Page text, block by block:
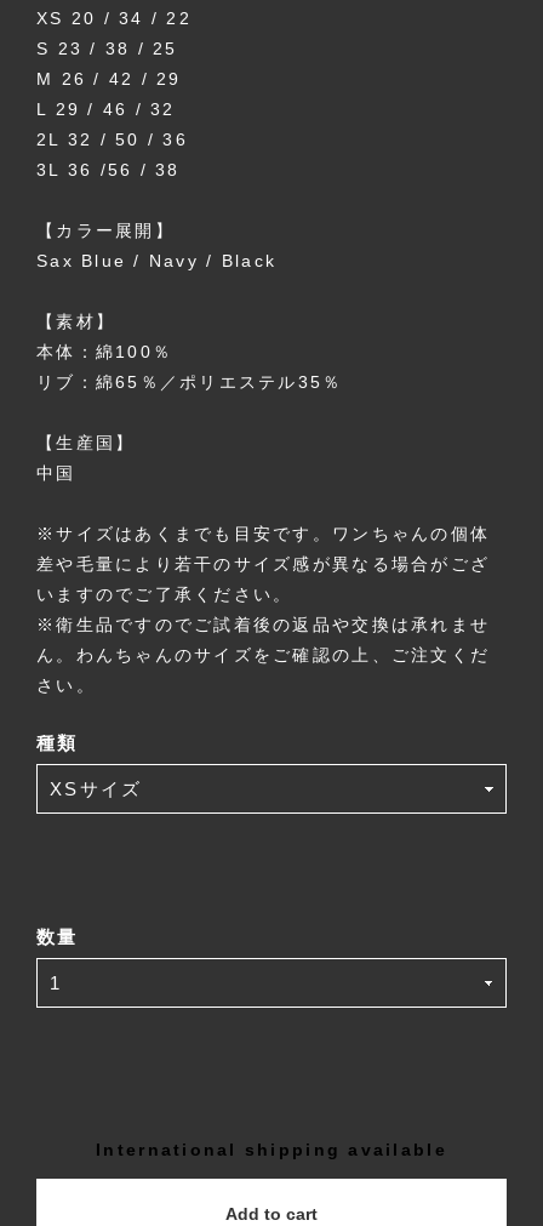
XS 20 / 34 / 22
S 23 / 38 / 25
M 26 / 42 / 29
L 29 / 46 / 32
2L 32 / 50 / 36
3L 36 /56 / 38
【カラー展開】
Sax Blue / Navy / Black
【素材】
本体：綿100％
リブ：綿65％／ポリエステル35％
【生産国】
中国
※サイズはあくまでも目安です。ワンちゃんの個体
差や毛量により若干のサイズ感が異なる場合がござ
いますのでご了承ください。
※衛生品ですのでご試着後の返品や交換は承れませ
ん。わんちゃんのサイズをご確認の上、ご注文くだ
さい。
種類
数量
International shipping available
Add to cart